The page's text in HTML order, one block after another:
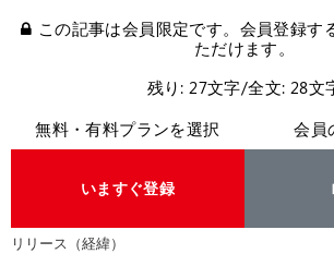
この記事は会員限定です。会員登録す
ただけます。
残り: 27文字/全文: 28文
無料・有料プランを選択
いますぐ登録
会員
リリース（経緯）